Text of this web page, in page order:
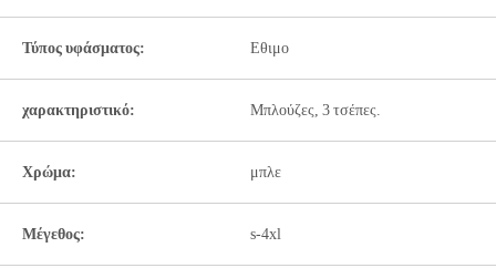
Τύπος υφάσματος: Εθιμο
χαρακτηριστικό: Μπλούζες, 3 τσέπες.
Χρώμα: μπλε
Μέγεθος: s-4xl